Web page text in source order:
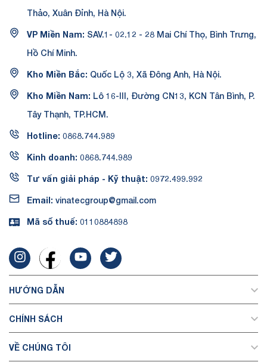
Thảo, Xuân Đỉnh, Hà Nội.
VP Miền Nam: SAV.1- 02.12 - 28 Mai Chí Thọ, Bình Trưng,
Hồ Chí Minh.
Kho Miền Bắc: Quốc Lộ 3, Xã Đông Anh, Hà Nội.
Kho Miền Nam: Lô 16-III, Đường CN13, KCN Tân Bình, P.
Tây Thạnh, TP.HCM.
Hotline: 0868.744.989
Kinh doanh: 0868.744.989
Tư vấn giải pháp - Kỹ thuật: 0972.499.992
Email: vinatecgroup@gmail.com
Mã số thuế: 0110884898
HƯỚNG DẪN
CHÍNH SÁCH
VỀ CHÚNG TÔI